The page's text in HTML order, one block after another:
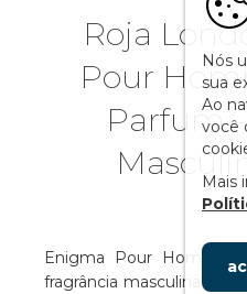
Roja
Pour
Parfum
Enigma Pour Homme,
fragrância masculina
Nós
sua
Ao
você
Mais